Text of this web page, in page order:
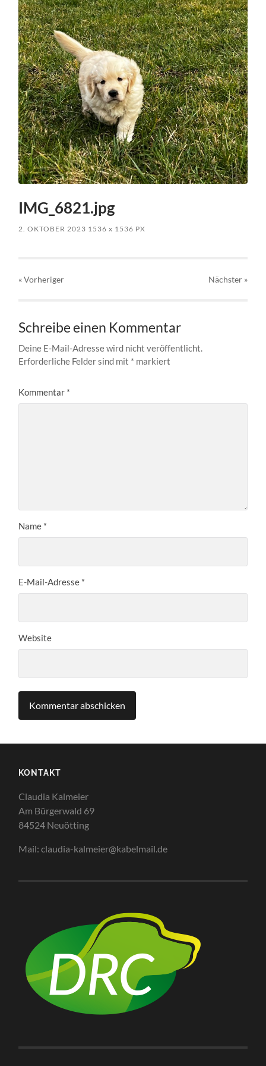
IMG_6821.jpg
2. OKTOBER 2023 1536x 1536 PX
« Vorheriger Nächster »
Schreibe einen Kommentar
Deine E-Mail-Adresse wird nicht veröffentlicht.
Erforderliche Felder sind mit * markiert
Kommentar *
Name *
E-Mail-Adresse *
Website
KONTAKT
Claudia Kalmeier
Am Bürgerwald 69
84524 Neuötting
Mail: claudia-kalmeier@kabelmail.de